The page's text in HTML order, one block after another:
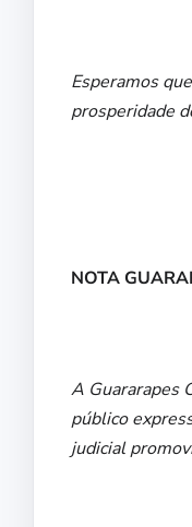
Esperamos
prosperidade
NOTA
A Guararapes
público
judicial